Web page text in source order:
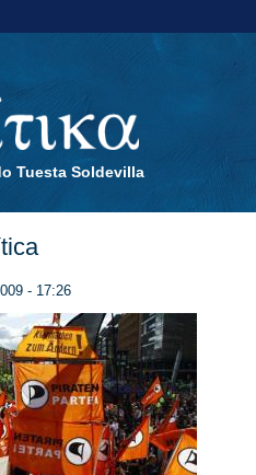
Tuesta Soldevilla
- 17:26